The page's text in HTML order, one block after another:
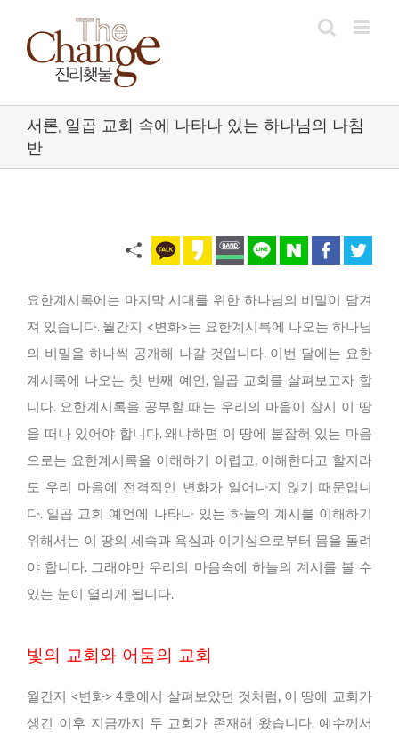
content
서론, 일곱 교회 속에 나타나 있는 하나님의 나침
반
요한계시록에는 마지막 시대를 위한 하나님의 비밀이 담겨
져 있습니다. 월간지 <변화>는 요한계시록에 나오는 하나님
의 비밀을 하나씩 공개해 나갈 것입니다. 이번 달에는 요한
계시록에 나오는 첫 번째 예언, 일곱 교회를 살펴보고자 합
니다. 요한계시록을 공부할 때는 우리의 마음이 잠시 이 땅
을 떠나 있어야 합니다. 왜냐하면 이 땅에 붙잡혀 있는 마음
으로는 요한계시록을 이해하기 어렵고, 이해한다고 할지라
도 우리 마음에 전격적인 변화가 일어나지 않기 때문입니
다. 일곱 교회 예언에 나타나 있는 하늘의 계시를 이해하기
위해서는 이 땅의 세속과 욕심과 이기심으로부터 몸을 돌려
야 합니다. 그래야만 우리의 마음속에 하늘의 계시를 볼 수
있는 눈이 열리게 됩니다.
빛의 교회와 어둠의 교회
월간지 <변화> 4호에서 살펴보았던 것처럼, 이 땅에 교회가
생긴 이후 지금까지 두 교회가 존재해 왔습니다. 예수께서